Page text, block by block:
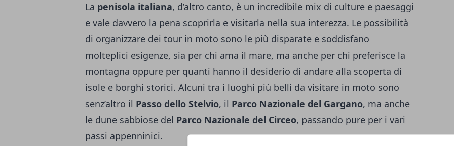
La penisola italiana, d’altro canto, è un incredibile mix di culture e paesaggi
e vale davvero la pena scoprirla e visitarla nella sua interezza. Le possibilità
di organizzare dei tour in moto sono le più disparate e soddisfano
molteplici esigenze, sia per chi ama il mare, ma anche per chi preferisce la
montagna oppure per quanti hanno il desiderio di andare alla scoperta di
isole e borghi storici. Alcuni tra i luoghi più belli da visitare in moto sono
senz’altro il Passo dello Stelvio, il Parco Nazionale del Gargano, ma anche
le dune sabbiose del Parco Nazionale del Circeo, passando pure per i vari
passi appenninici.